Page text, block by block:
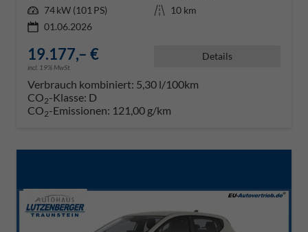
Leistung 74 kW (101 PS) Kilometerstand 10 km
01.06.2026
19.177,– €
incl. 19% MwSt.
Details
Verbrauch kombiniert: 5,30 l/100km
CO2-Klasse: D
CO2-Emissionen: 121,00 g/km